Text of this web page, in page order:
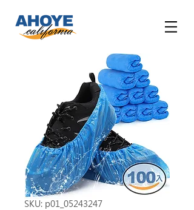
SKU: p01_05243247